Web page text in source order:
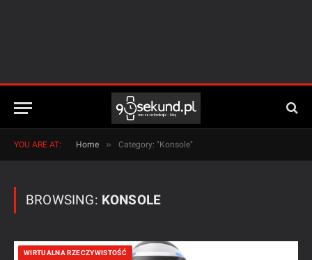
YOU ARE AT: Home » Category: "Konsole"
BROWSING: KONSOLE
WIRTUALNA RZECZYWISTOŚĆ